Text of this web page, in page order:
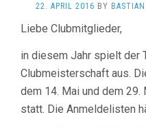
22. APRIL 2016 BY BASTIAN
Liebe Clubmitglieder,
in diesem Jahr spielt der
Clubmeisterschaft aus.
dem 14. Mai und dem 29.
statt. Die Anmeldelisten